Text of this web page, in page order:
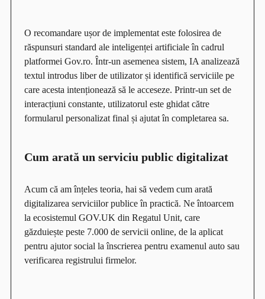
O recomandare ușor de implementat este folosirea de
răspunsuri standard ale inteligenței artificiale în cadrul
platformei Gov.ro. Într-un asemenea sistem, IA analizează
textul introdus liber de utilizator și identifică serviciile pe
care acesta intenționează să le acceseze. Printr-un set de
interacțiuni constante, utilizatorul este ghidat către
formularul personalizat final și ajutat în completarea sa.
Cum arată un serviciu public digitalizat
Acum că am înțeles teoria, hai să vedem cum arată
digitalizarea serviciilor publice în practică. Ne întoarcem
la ecosistemul GOV.UK din Regatul Unit, care
găzduiește peste 7.000 de servicii online, de la aplicat
pentru ajutor social la înscrierea pentru examenul auto sau
verificarea registrului firmelor.